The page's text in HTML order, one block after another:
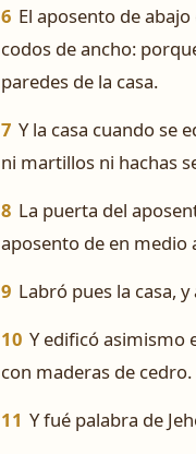
6 El aposento de
codos de ancho:
paredes de la casa.
7 Y la casa cuando se
ni martillos ni hachas
8 La puerta del
aposento de en medio
9 Labró pues la casa,
10 Y edificó asimismo
con maderas de cedro.
11 Y fué palabra de